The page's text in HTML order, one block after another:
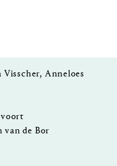
Visscher, Anneloes
van de Bor